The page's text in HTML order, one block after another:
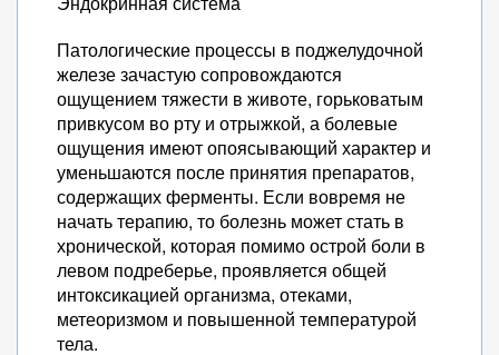
Патологические процессы в поджелудочной
железе зачастую сопровождаются
ощущением тяжести в животе, горьковатым
привкусом во рту и отрыжкой, а болевые
ощущения имеют опоясывающий характер и
уменьшаются после принятия препаратов,
содержащих ферменты. Если вовремя не
начать терапию, то болезнь может стать в
хронической, которая помимо острой боли в
левом подреберье, проявляется общей
интоксикацией организма, отеками,
метеоризмом и повышенной температурой
тела.